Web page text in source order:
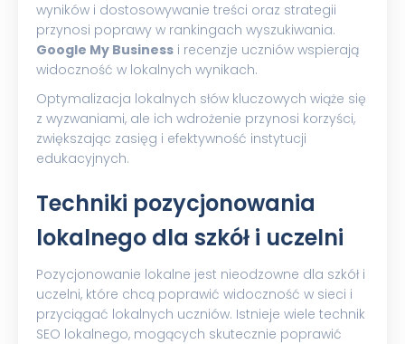
wyników i dostosowywanie treści oraz strategii
przynosi poprawy w rankingach wyszukiwania.
Google My Business i recenzje uczniów wspierają
widoczność w lokalnych wynikach.
Optymalizacja lokalnych słów kluczowych wiąże się
z wyzwaniami, ale ich wdrożenie przynosi korzyści,
zwiększając zasięg i efektywność instytucji
edukacyjnych.
Techniki pozycjonowania
lokalnego dla szkół i uczelni
Pozycjonowanie lokalne jest nieodzowne dla szkół i
uczelni, które chcą poprawić widoczność w sieci i
przyciągać lokalnych uczniów. Istnieje wiele technik
SEO lokalnego, mogących skutecznie poprawić